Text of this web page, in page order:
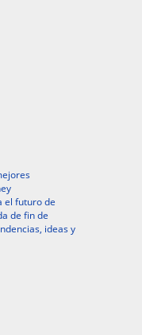
el futuro de
de fin de
ideas y